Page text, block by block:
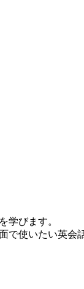
学びます。
使いたい英会